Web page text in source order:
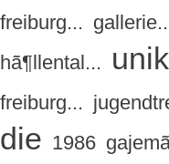
freiburg...
hã¶llental...
freiburg...
die 1986